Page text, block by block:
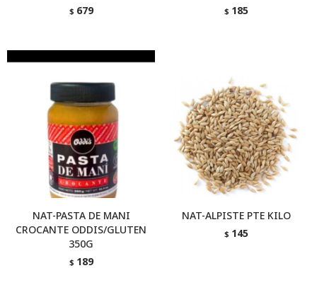
$ 679 $ 185
NAT-PASTA DE MANI
CROCANTE ODDIS/GLUTEN
350G
$ 189
NAT-ALPISTE PTE KILO
$ 145